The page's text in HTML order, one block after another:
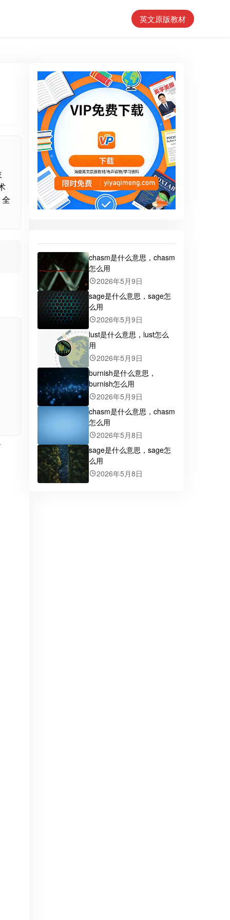
英文原版教材
chasm是什么意思，chasm
怎么用
2026年5月9日
sage是什么意思，sage怎
么用
2026年5月9日
lust是什么意思，lust怎么
用
2026年5月9日
burnish是什么意思，
burnish怎么用
2026年5月9日
chasm是什么意思，chasm
怎么用
2026年5月8日
sage是什么意思，sage怎
么用
2026年5月8日